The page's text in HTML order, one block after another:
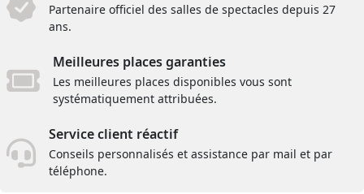
Partenaire officiel des salles de spectacles depuis 27
ans.
Meilleures places garanties
Les meilleures places disponibles vous sont
systématiquement attribuées.
Service client réactif
Conseils personnalisés et assistance par mail et par
téléphone.